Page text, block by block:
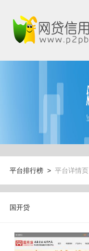
平台排行榜 > 平台详情页
国开贷